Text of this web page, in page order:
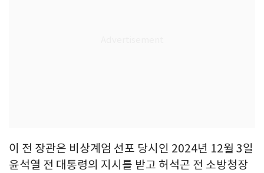
이 전 장관은 비상계엄 선포 당시인 2024년 12월 3일
윤석열 전 대통령의 지시를 받고 허석곤 전 소방청장